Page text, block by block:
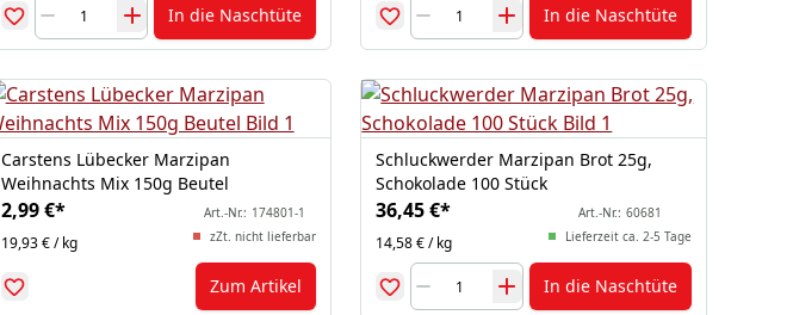
In die Naschtüte In die Naschtüte
Carstens Lübecker Marzipan
Weihnachts Mix 150g Beutel
2,99 €*
19,93 € / kg
Art.-Nr.: 174801-1
zZt. nicht lieferbar
Zum Artikel
Schluckwerder Marzipan Brot 25g,
Schokolade 100 Stück
36,45 €*
14,58 € / kg
Art.-Nr.: 60681
Lieferzeit ca. 2-5 Tage
In die Naschtüte